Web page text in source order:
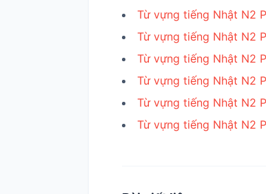
Từ vựng tiếng Nhật N2
Từ vựng tiếng Nhật N2
Từ vựng tiếng Nhật N2
Từ vựng tiếng Nhật N2
Từ vựng tiếng Nhật N2
Từ vựng tiếng Nhật N2